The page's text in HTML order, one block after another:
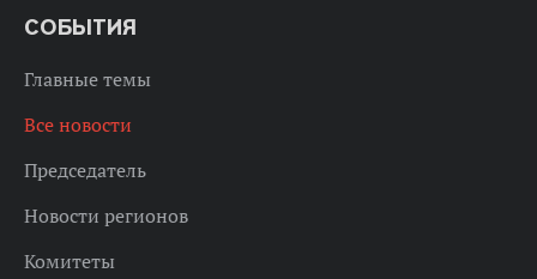
СОБЫТИЯ
Главные темы
Все новости
Председатель
Новости регионов
Комитеты